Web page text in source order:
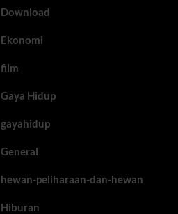
Download
Ekonomi
film
Gaya Hidup
gayahidup
General
hewan-peliharaan-dan-hewan
Hiburan